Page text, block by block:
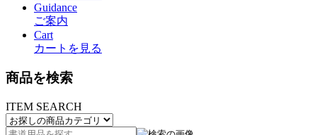
Guidance
ご案内
Cart
カートを見る
商品を検索
ITEM SEARCH